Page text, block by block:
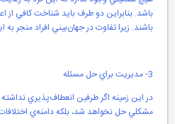
باشد. بنابراين دو طرف بايد شناخت کافي از
باشند. زيرا تفاوت در جهان‌بيني افراد منجر به
در اين زمينه اگر طرفين انعطاف‌پذيري نداشته
مشکلي حل نخواهد شد، بلکه دامنه‌ي اختلافات